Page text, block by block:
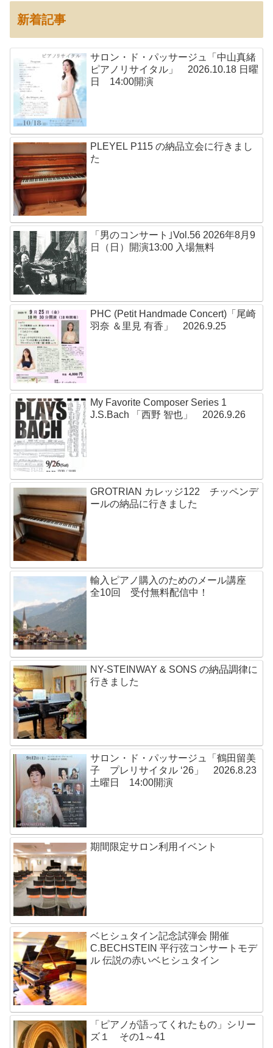
新着記事
サロン・ド・パッサージュ「中山真緒
ピアノリサイタル」 2026.10.18 日曜
日 14:00開演
PLEYEL P115 の納品立会に行きまし
た
「男のコンサート｣Vol.56 2026年8月9
日（日）開演13:00 入場無料
PHC (Petit Handmade Concert)「尾崎
羽奈 ＆里見 有香」 2026.9.25
My Favorite Composer Series 1
J.S.Bach 「西野 智也」 2026.9.26
GROTRIAN カレッジ122 チッペンデ
ールの納品に行きました
輸入ピアノ購入のためのメール講座
全10回 受付無料配信中！
NY-STEINWAY & SONS の納品調律に
行きました
サロン・ド・パッサージュ「鶴田留美
子 プレリサイタル ‘26」 2026.8.23
土曜日 14:00開演
期間限定サロン利用イベント
ベヒシュタイン記念試弾会 開催
C.BECHSTEIN 平行弦コンサートモデ
ル 伝説の赤いベヒシュタイン
「ピアノが語ってくれたもの」シリー
ズ１ その1～41